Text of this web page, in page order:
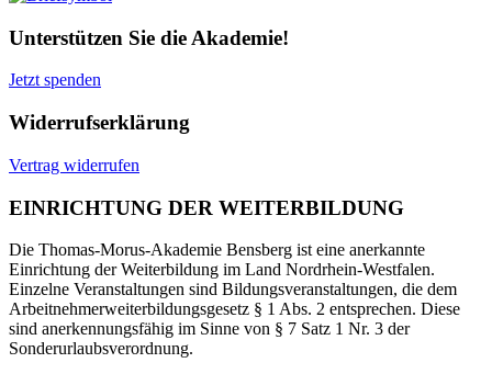
Unterstützen Sie die Akademie!
Jetzt spenden
Widerrufserklärung
Vertrag widerrufen
EINRICHTUNG DER WEITERBILDUNG
Die Thomas-Morus-Akademie Bensberg ist eine anerkannte
Einrichtung der Weiterbildung im Land Nordrhein-Westfalen.
Einzelne Veranstaltungen sind Bildungsveranstaltungen, die dem
Arbeitnehmerweiterbildungsgesetz § 1 Abs. 2 entsprechen. Diese
sind anerkennungsfähig im Sinne von § 7 Satz 1 Nr. 3 der
Sonderurlaubsverordnung.